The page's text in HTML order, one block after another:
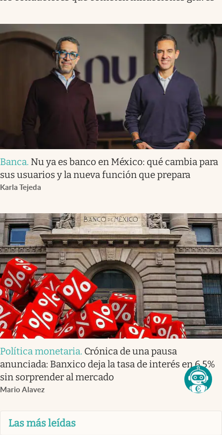
Banca. Nu ya es banco en México: qué cambia para
sus usuarios y la nueva función que prepara
Karla Tejeda
Política monetaria. Crónica de una pausa
anunciada: Banxico deja la tasa de interés en 6.5%
sin sorprender al mercado
Mario Alavez
Las más leídas